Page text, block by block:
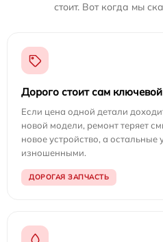
стоит. Вот когда мы
Дорого стоит сам
Если цена одной детали
новой модели, ремонт теряет
новое устройство, а остальные
изношенными.
ДОРОГАЯ ЗАПЧАСТЬ